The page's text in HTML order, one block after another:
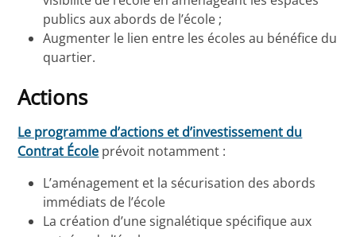
publics aux abords de l’école ;
Augmenter le lien entre les écoles au bénéfice du
quartier.
Actions
Le programme d’actions et d’investissement du
Contrat École prévoit notamment :
L’aménagement et la sécurisation des abords
immédiats de l’école
La création d’une signalétique spécifique aux